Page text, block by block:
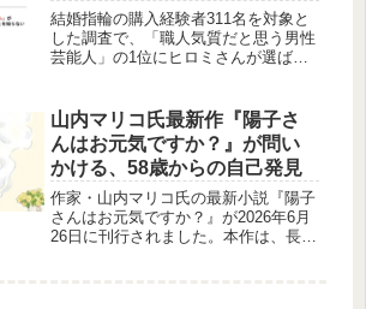
生の選択
結婚指輪の購入経験者311名を対象と
した調査で、「職人気質だと思う男性
芸能人」の1位にヒロミさんが選ばれ
性を重視している一方で、その品質を
支える「鍛造製法」の認知度が低いと
いう実態が明らかになりました。賢作
が、この調査結果を紐解きながら、結
婚指輪選びにおける大切な視点につい
て語ります。
山内マリコ氏最新作『陽子さ
んはお元気ですか？』が問い
かける、58歳からの自己発見
作家・山内マリコ氏の最新小説『陽子
さんはお元気ですか？』が2026年6月
26日に刊行されました。本作は、長年